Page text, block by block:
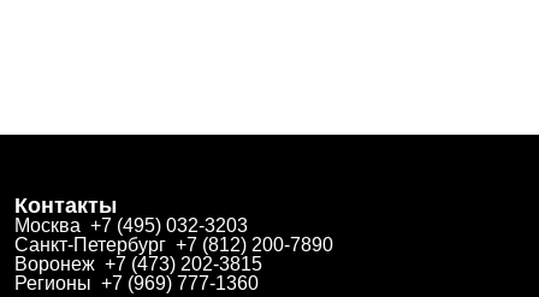
Контакты
Москва +7 (495) 032-3203
Санкт-Петербург +7 (812) 200-7890
Воронеж +7 (473) 202-3815
Регионы +7 (969) 777-1360